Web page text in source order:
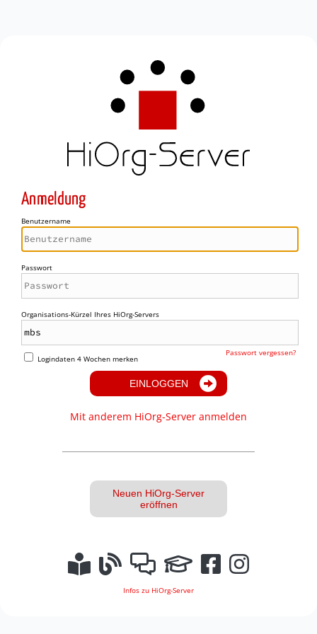
Anmeldung
Benutzername
Passwort
Organisations-Kürzel Ihres HiOrg-Servers
Logindaten 4 Wochen merken
Passwort vergessen?
EINLOGGEN
Mit anderem HiOrg-Server anmelden
Neuen HiOrg-Server
eröffnen
Infos zu HiOrg-Server